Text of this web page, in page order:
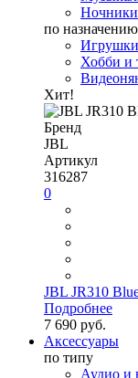
Ночники
по назначению
Хобби и
Хит!
Бренд
JBL
Артикул
316287
0
JBL JR310
Подробнее
7 690 руб.
Аксессуары
по типу
Аудио и